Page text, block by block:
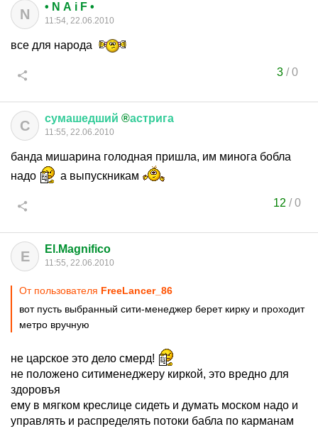
N • N A i F •
11:54, 22.06.2010
все для народа
3/0
С сумашедший ®астрига
11:55, 22.06.2010
банда мишарина голодная пришла, им минога бобла
надо
а выпускникам
12 /0
E El.Magnifico
11:55, 22.06.2010
От пользователя FreeLancer_86
вот пусть выбранный сити-менеджер берет кирку и проходит
метро вручную
не царское это дело смерд!
не положено ситименеджеру киркой, это вредно для
здоровъя
ему в мягком креслице сидеть и думать моском надо и
управлять и распределять потоки бабла по карманам